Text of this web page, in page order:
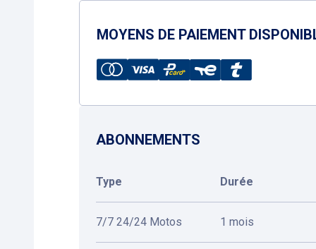
MOYENS DE PAIEMENT
ABONNEMENTS
Type Durée
7/7 24/24 Motos 1 mois